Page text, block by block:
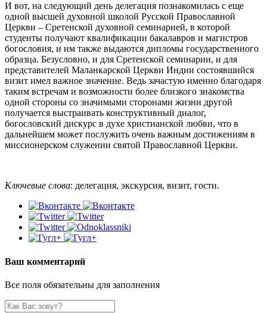
И вот, на следующий день делегация познакомилась с еще
одной высшей духовной школой Русской Православной
Церкви – Сретенской духовной семинарией, в которой
студенты получают квалификации бакалавров и магистров
богословия, и им также выдаются дипломы государственного
образца. Безусловно, и для Сретенской семинарии, и для
представителей Маланкарской Церкви Индии состоявшийся
визит имел важное значение. Ведь зачастую именно благодаря
таким встречам и возможности более близкого знакомства
одной стороны со значимыми сторонами жизни другой
получается выстраивать конструктивный диалог,
богословский дискурс в духе христианской любви, что в
дальнейшем может послужить очень важным достижениям в
миссионерском служении святой Православной Церкви.
Ключевые слова: делегация, экскурсия, визит, гости.
Ваш комментарий
Все поля обязательны для заполнения